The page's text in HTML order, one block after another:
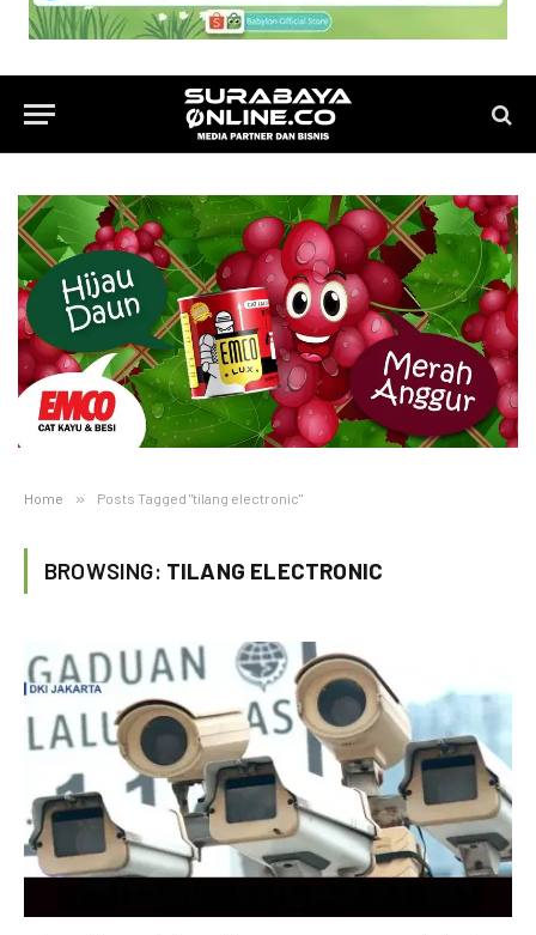
Home » Posts Tagged "tilang electronic"
BROWSING: TILANG ELECTRONIC